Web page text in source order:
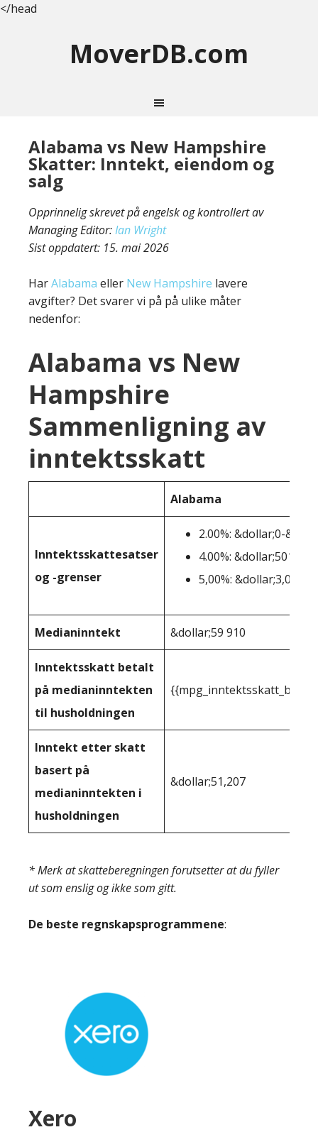
</head
MoverDB.com
Alabama vs New Hampshire
Skatter: Inntekt, eiendom og
salg
Opprinnelig skrevet på engelsk og kontrollert av
Managing Editor:Ian Wright
Sist oppdatert: 15. mai 2026
HarAlabama eller New Hampshire lavere
avgifter? Det svarer vi på på ulike måter
nedenfor:
Alabama vs New
Hampshire
Sammenligning av
inntektsskatt
Alabama
Inntektsskattesatser
og -grenser
2.00%: &dollar;0-
4.00%: &dollar;501-
5,00%: &dollar;3,001+
Medianinntekt &dollar;59 910
Inntektsskatt betalt
på medianinntekten
til husholdningen
Inntekt etter skatt
basert på
medianinntekten i
husholdningen
&dollar;51,207
* Merk at skatteberegningen forutsetter at du fyller
ut som enslig og ikke som gitt.
De beste regnskapsprogrammene:
Xero